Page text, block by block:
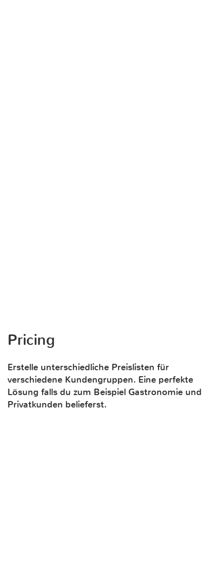
Pricing
Erstelle unterschiedliche Preislisten für
verschiedene Kundengruppen. Eine perfekte
Lösung falls du zum Beispiel Gastronomie und
Privatkunden belieferst.